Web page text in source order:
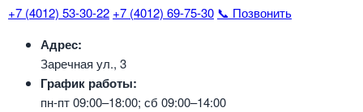
+7 (4012) 53-30-22 +7 (4012) 69-75-30 📞 Позвонить
Адрес:
Заречная ул., 3
График работы:
пн-пт 09:00–18:00; сб 09:00–14:00